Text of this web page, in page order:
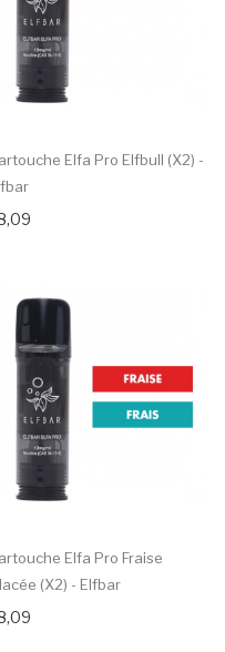
Elfa Pro Elfbull (x2) -
Elfa Pro Fraise
(x2) - Elfbar